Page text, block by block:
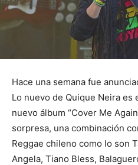
Hace una semana fue
Lo nuevo de Quique Neira es
nuevo álbum “Cover Me
sorpresa, una combinación
Reggae chileno como lo son
Angela, Tiano Bless,